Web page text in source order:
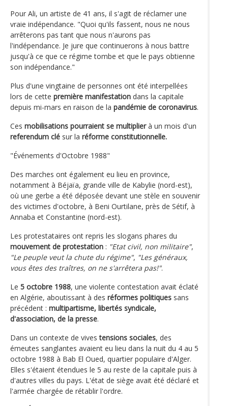
Pour Ali, un artiste de 41 ans, il s'agit de réclamer une
vraie indépendance. "Quoi qu'ils fassent, nous ne nous
arrêterons pas tant que nous n'aurons pas
l'indépendance. Je jure que continuerons à nous battre
jusqu'à ce que ce régime tombe et que le pays obtienne
son indépendance."
Plus d'une vingtaine de personnes ont été interpellées
lors de cette première manifestation dans la capitale
depuis mi-mars en raison de la pandémie de coronavirus.
Ces mobilisations pourraient se multiplierà un mois d'un
referendum clé sur la réforme constitutionnelle.
"Événements d'Octobre 1988"
Des marches ont également eu lieu en province,
notamment à Béjaïa, grande ville de Kabylie (nord-est),
où une gerbe a été déposée devant une stèle en souvenir
des victimes d'octobre, à Beni Ourtilane, près de Sétif, à
Annaba et Constantine (nord-est).
Les protestataires ont repris les slogans phares du
mouvement de protestation : "Etat civil, non militaire",
"Le peuple veut la chute du régime", "Les généraux,
vous êtes des traîtres, on ne s'arrêtera pas!".
Le 5 octobre 1988, une violente contestation avait éclaté
en Algérie, aboutissant à des réformes politiques sans
précédent : multipartisme, libertés syndicale,
d'association, de la presse.
Dans un contexte de vivestensions sociales, des
émeutes sanglantes avaient eu lieu dans la nuit du 4 au 5
octobre 1988 à Bab El Oued, quartier populaire d'Alger.
Elles s'étaient étendues le 5 au reste de la capitale puis à
d'autres villes du pays. L'état de siège avait été déclaré et
l'armée chargée de rétablir l'ordre.